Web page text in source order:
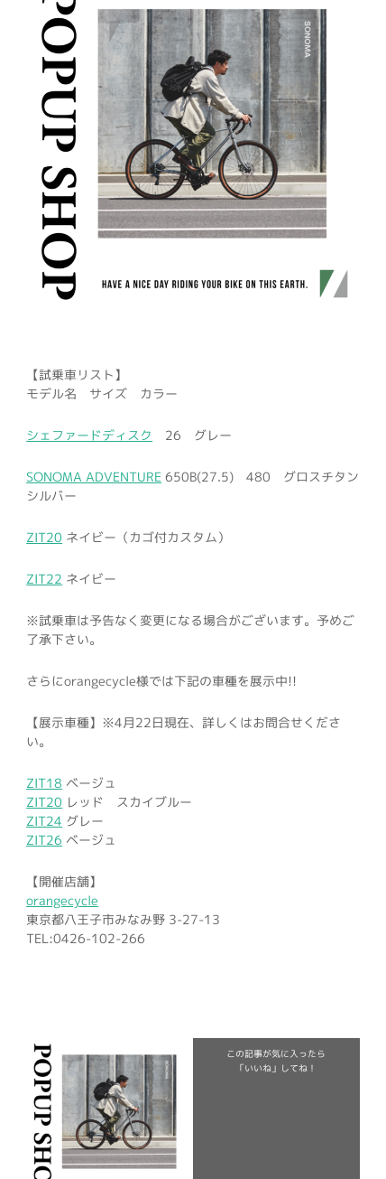
【試乗車リスト】
モデル名 サイズ カラー
シェファードディスク 26 グレー
SONOMA ADVENTURE 650B(27.5) 480 グロスチタン
シルバー
ZIT20 ネイビー（カゴ付カスタム）
ZIT22 ネイビー
※試乗車は予告なく変更になる場合がございます。予めご
了承下さい。
さらにorangecycle様では下記の車種を展示中!!
【展示車種】※4月22日現在、詳しくはお問合せくださ
い。
ZIT18 ベージュ
ZIT20 レッド スカイブルー
ZIT24 グレー
ZIT26 ベージュ
【開催店舗】
orangecycle
東京都八王子市みなみ野 3-27-13
TEL:0426-102-266
この記事が気に入ったら
「いいね」してね！